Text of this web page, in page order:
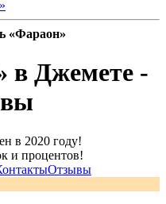
«Фараон»
в Джемете -
в 2020 году!
и процентов!
Отзывы